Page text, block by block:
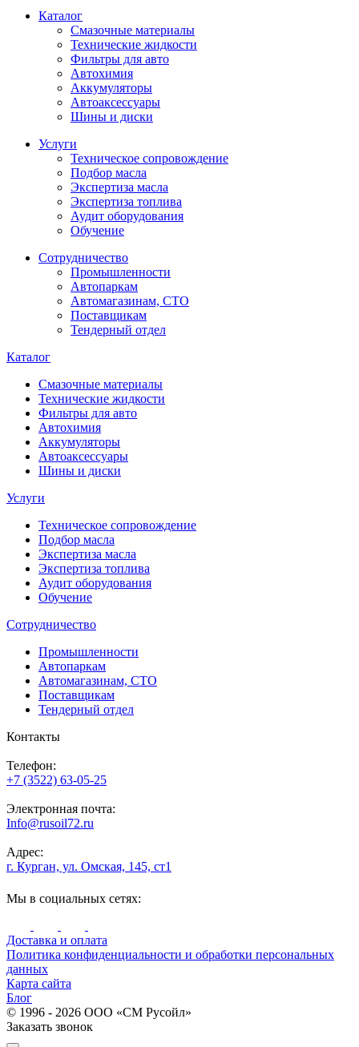
Каталог
Смазочные материалы
Технические жидкости
Фильтры для авто
Автохимия
Аккумуляторы
Автоаксессуары
Шины и диски
Услуги
Техническое сопровождение
Подбор масла
Экспертиза масла
Экспертиза топлива
Аудит оборудования
Обучение
Сотрудничество
Промышленности
Автопаркам
Автомагазинам, СТО
Поставщикам
Тендерный отдел
Каталог
Смазочные материалы
Технические жидкости
Фильтры для авто
Автохимия
Аккумуляторы
Автоаксессуары
Шины и диски
Услуги
Техническое сопровождение
Подбор масла
Экспертиза масла
Экспертиза топлива
Аудит оборудования
Обучение
Сотрудничество
Промышленности
Автопаркам
Автомагазинам, СТО
Поставщикам
Тендерный отдел
Контакты
Телефон:
+7 (3522) 63-05-25
Электронная почта:
Info@rusoil72.ru
Адрес:
г. Курган, ул. Омская, 145, ст1
Мы в социальных сетях:
Доставка и оплата
Политика конфиденциальности и обработки персональных
данных
Карта сайта
Блог
© 1996 - 2026 ООО «СМ Русойл»
Заказать звонок